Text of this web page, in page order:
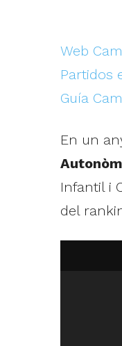
Web
Partidos
Guía
En un
Infantil i
del